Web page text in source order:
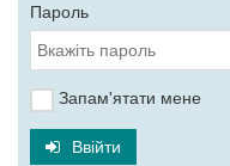
Пароль
Запам'ятати мене
Ввійти